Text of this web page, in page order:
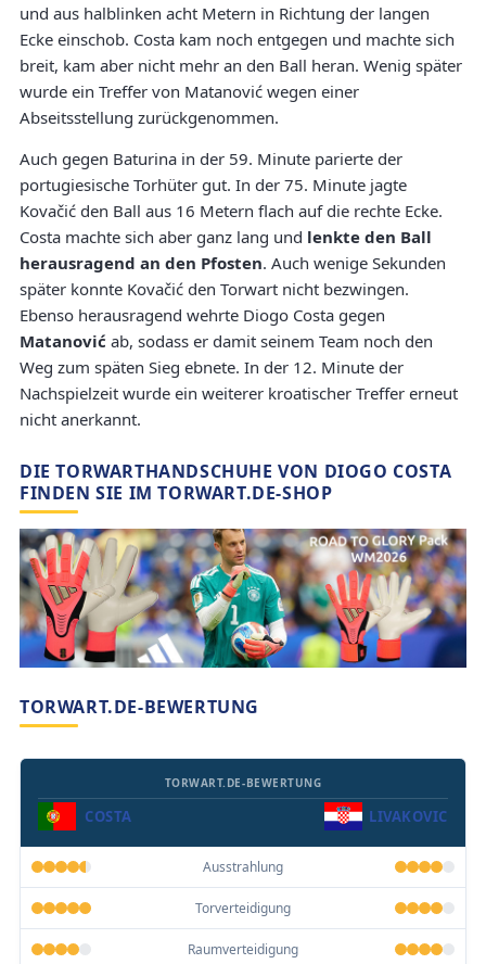
und aus halblinken acht Metern in Richtung der langen
Ecke einschob. Costa kam noch entgegen und machte sich
breit, kam aber nicht mehr an den Ball heran. Wenig später
wurde ein Treffer von Matanović wegen einer
Abseitsstellung zurückgenommen.
Auch gegen Baturina in der 59. Minute parierte der
portugiesische Torhüter gut. In der 75. Minute jagte
Kovačić den Ball aus 16 Metern flach auf die rechte Ecke.
Costa machte sich aber ganz lang und lenkte den Ball
herausragend an den Pfosten. Auch wenige Sekunden
später konnte Kovačić den Torwart nicht bezwingen.
Ebenso herausragend wehrte Diogo Costa gegen
Matanović ab, sodass er damit seinem Team noch den
Weg zum späten Sieg ebnete. In der 12. Minute der
Nachspielzeit wurde ein weiterer kroatischer Treffer erneut
nicht anerkannt.
DIE TORWARTHANDSCHUHE VON DIOGO COSTA
FINDEN SIE IM TORWART.DE-SHOP
TORWART.DE-BEWERTUNG
COSTA
TORWART.DE-BEWERTUNG
LIVAKOVIC
Ausstrahlung
Torverteidigung
Raumverteidigung